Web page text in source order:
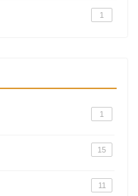
1
1
15
11